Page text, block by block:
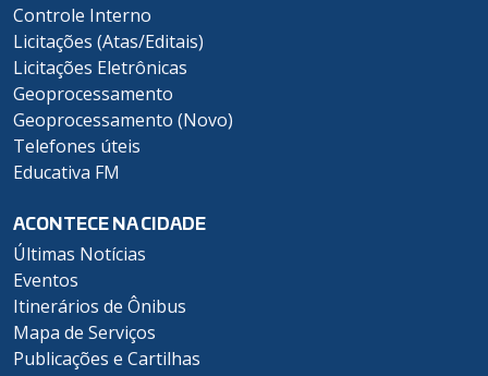
Controle Interno
Licitações (Atas/Editais)
Licitações Eletrônicas
Geoprocessamento
Geoprocessamento (Novo)
Telefones úteis
Educativa FM
ACONTECE NA CIDADE
Últimas Notícias
Eventos
Itinerários de Ônibus
Mapa de Serviços
Publicações e Cartilhas